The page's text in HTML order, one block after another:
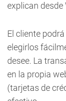
explican desde
El cliente
elegirlos
desee. La
en la propia
(tarjetas de